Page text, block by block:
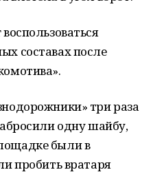
составах после
три раза
одну шайбу,
были в
пробить вратаря